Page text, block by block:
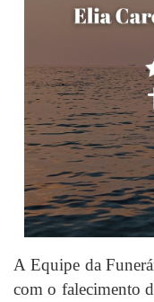
A Equipe da
com o falecimento